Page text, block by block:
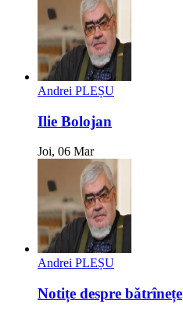
Andrei PLEȘU
Ilie Bolojan
Joi, 06 Mar
Andrei PLEȘU
Notițe despre bătrînețe